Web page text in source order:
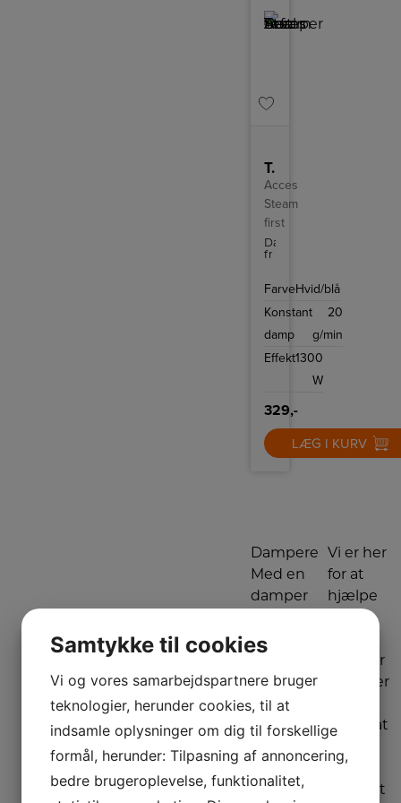
Tefal Damper
Acces
Steam
first
Damperen
fra
hurtigt
til
så
nemt
med
folder
og
krøller
på
FarveHvid/blå
Konstant
damp
20
g/min
Effekt1300
W
329,-
LÆG I KURV
Dampere
Med en
damper
du ikke
et
strygebræt.
Damperen
fjerner
hurtigt og
Vi er her
for at
hjælpe
brug for
hjælp, er
klar til at
dig.
Kontakt
Samtykke til cookies
Vi og vores samarbejdspartnere bruger
teknologier, herunder cookies, til at
indsamle oplysninger om dig til forskellige
formål, herunder: Tilpasning af annoncering,
bedre brugeroplevelse, funktionalitet,